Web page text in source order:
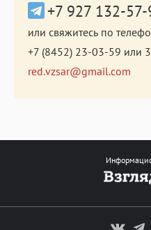
+7 927 132-57-
или свяжитесь по
+7 (8452) 23-03-59 или
red.vzsar@gmail.com